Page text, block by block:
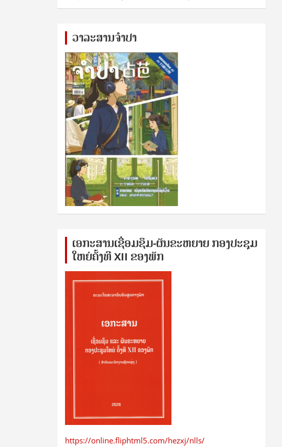
ວາລະສານຈຳປາ
ເອກ​ະ​ສານ​ເຊ​ື່ອມ​ຊ​ຶມ-ຜັນ​ຂະ​ຫ​ຍາຍ ກອງ​ປະ​ຊຸມ​
ໃຫຍ່​ຄັ້ງ​ທີ XII ຂອງ​ພັກ
https://online.fliphtml5.com/hezxj/nlls/